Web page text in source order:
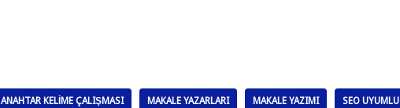
ANAHTAR KELIME ÇALIŞMASI MAKALE YAZARLARI MAKALE YAZIMI SEO UYUMLU